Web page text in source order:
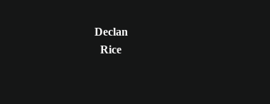
Declan
Rice